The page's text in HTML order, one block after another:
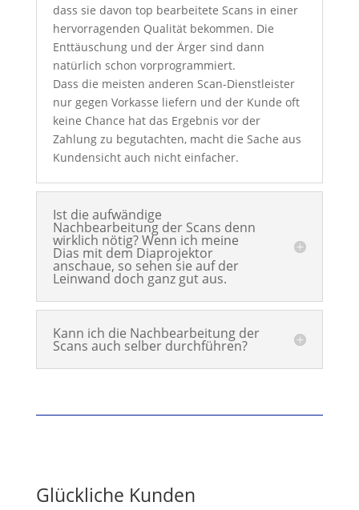
dass sie davon top bearbeitete Scans in einer
hervorragenden Qualität bekommen. Die
Enttäuschung und der Ärger sind dann
natürlich schon vorprogrammiert.
Dass die meisten anderen Scan-Dienstleister
nur gegen Vorkasse liefern und der Kunde oft
keine Chance hat das Ergebnis vor der
Zahlung zu begutachten, macht die Sache aus
Kundensicht auch nicht einfacher.
Ist die aufwändige
Nachbearbeitung der Scans denn
wirklich nötig? Wenn ich meine
Dias mit dem Diaprojektor
anschaue, so sehen sie auf der
Leinwand doch ganz gut aus.
Kann ich die Nachbearbeitung der
Scans auch selber durchführen?
Glückliche Kunden